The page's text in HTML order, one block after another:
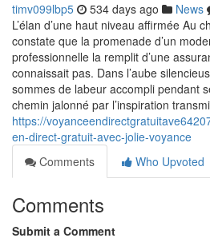
timv099lbp5 534 days ago News
L’élan d’une haut niveau affirmée Au
constate que la promenade d’un
professionnelle la remplit d’une
connaissait pas. Dans l’aube
sommes de labeur accompli pendant
chemin jalonné par l’inspiration
https://
en-direct-gratuit-avec-jolie-voyance
Comments
Who Upvoted
Comments
Submit a Comment